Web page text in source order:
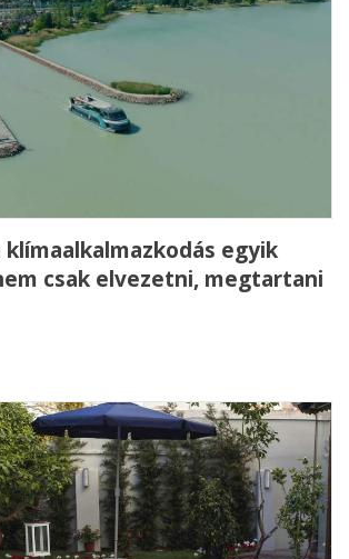
egyik
csak elvezetni, megtartani